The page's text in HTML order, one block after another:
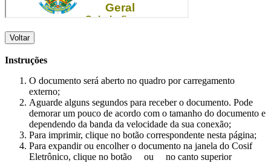
Voltar
Instruções
O documento será aberto no quadro por carregamento
externo;
Aguarde alguns segundos para receber o documento. Pode
demorar um pouco de acordo com o tamanho do documento e
dependendo da banda da velocidade da sua conexão;
Para imprimir, clique no botão correspondente nesta página;
Para expandir ou encolher o documento na janela do Cosif
Eletrônico, clique no botão
ou
no canto superior